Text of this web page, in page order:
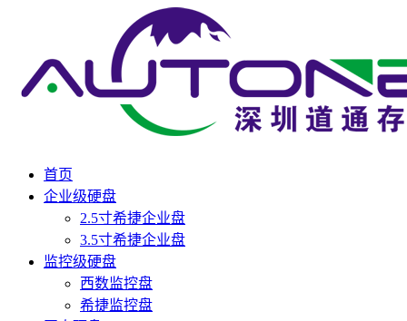
首页
企业级硬盘
2.5寸希捷企业盘
3.5寸希捷企业盘
监控级硬盘
西数监控盘
希捷监控盘